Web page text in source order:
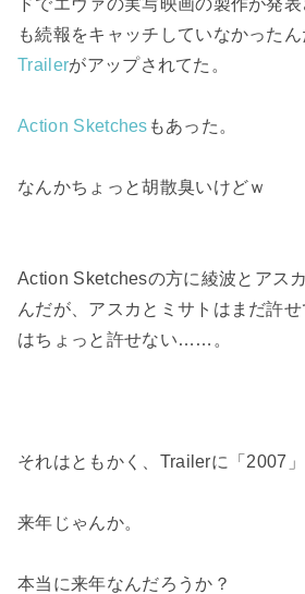
も続報をキャッチしていなかった
Trailerがアップされてた。
Action Sketches もあった。
なんかちょっと胡散臭いけどｗ
Action Sketchesの方に綾波とアス
んだが、アスカとミサトはまだ許
はちょっと許せない……。
それはともかく、Trailerに「2007」
来年じゃんか。
本当に来年なんだろうか？